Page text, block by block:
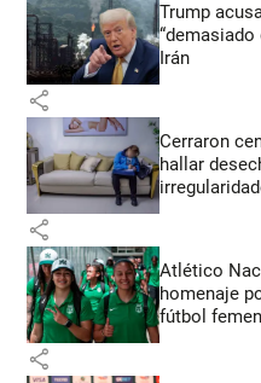
Trump
Irán
share
Cerraron
hallar
share
Atlético
homenaje
fútbol
share